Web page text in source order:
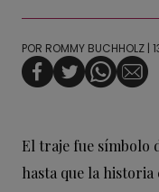
POR ROMMY BUCHHOLZ |
El traje fue símbolo
hasta que la historia